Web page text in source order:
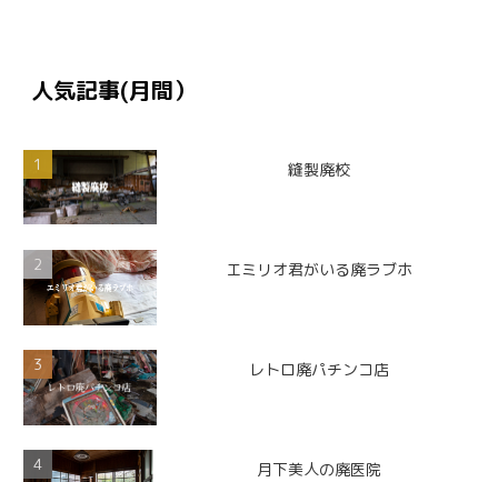
人気記事(月間）
縫製廃校
エミリオ君がいる廃ラブホ
レトロ廃パチンコ店
月下美人の廃医院